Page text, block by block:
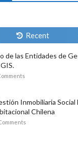
Recent
de las Entidades de
Inmobiliaria Social
Chilena